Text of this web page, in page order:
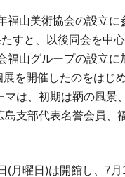
福山美術協会の設立
すと、以後同会を中
福山グループの設立
を開催したのをは
は、初期は鞆の風
支部代表名誉会員、
月曜日)は開館し、7